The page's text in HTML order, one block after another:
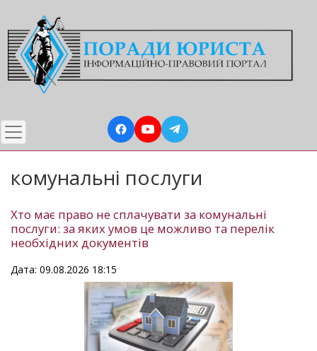
до
основного
вмісту
комунальні послуги
Хто має право не сплачувати за комунальні
послуги: за яких умов це можливо та перелік
необхідних документів
Дата: 09.08.2026 18:15